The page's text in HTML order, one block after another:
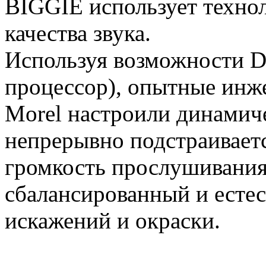
BIGGIE использует
качества звука.
Используя возможности
процессор), опытные
Morel настроили
непрерывно
громкость
сбалансированный и
искажений и окраски.